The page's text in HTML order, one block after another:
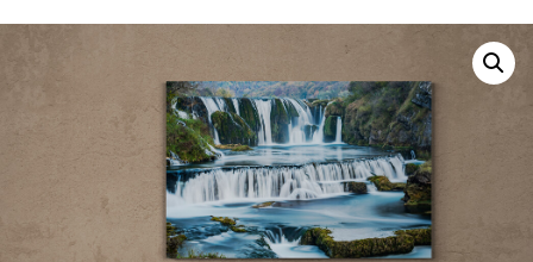
range:
KM50.00
through
KM190.00